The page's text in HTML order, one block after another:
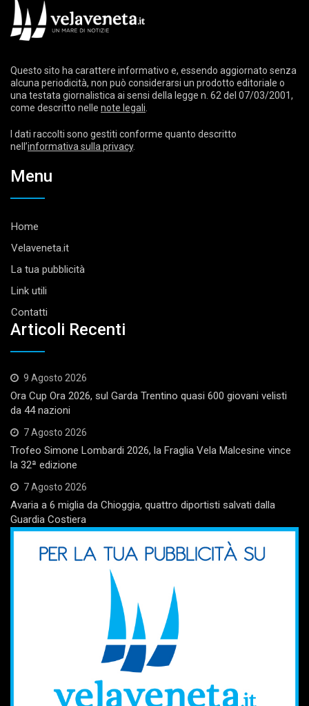
Questo sito ha carattere informativo e, essendo aggiornato senza
alcuna periodicità, non può considerarsi un prodotto editoriale o
una testata giornalistica ai sensi della legge n. 62 del 07/03/2001,
come descritto nelle note legali
I dati raccolti sono gestiti conforme quanto descritto
nell’informativa sulla privacy.
Menu
Home
Velaveneta.it
La tua pubblicità
Link utili
Contatti
Articoli Recenti
9 Agosto 2026
Ora Cup Ora 2026, sul Garda Trentino quasi 600 giovani velisti
da 44 nazioni
7 Agosto 2026
Trofeo Simone Lombardi 2026, la Fraglia Vela Malcesine vince
la 32ª edizione
7 Agosto 2026
Avaria a 6 miglia da Chioggia, quattro diportisti salvati dalla
Guardia Costiera